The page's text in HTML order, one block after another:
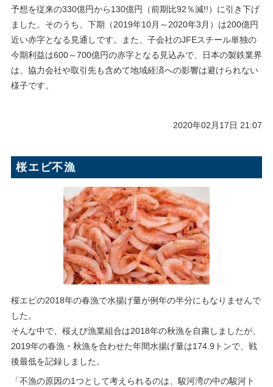
予想を従来の330億円から130億円（前期比92％減!!）に引き下げ
ました。そのうち、下期（2019年10月～2020年3月）は200億円
近い赤字となる見通しです。また、子会社のJFEスチール単独の
今期利益は600～700億円の赤字となる見込みで、日本の製鉄業界
は、協力会社や取引先も含めて地域経済への影響は避けられない
様子です。
2020年02月17日 21:07
桜エビ不漁
桜エビの2018年の春漁で水揚げ量が例年の半分にもなりませんで
した。
そんな中で、桜えび漁業組合は2018年の秋漁を自粛しましたが、
2019年の春漁・秋漁を合わせた年間水揚げ量は174.9トンで、戦
後最低を記録しました。
「不漁の原因の1つとして考えられるのは、駿河湾の中の駿河ト